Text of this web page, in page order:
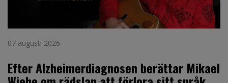
07 augusti 2026
Efter Alzheimerdiagnosen berättar Mikael